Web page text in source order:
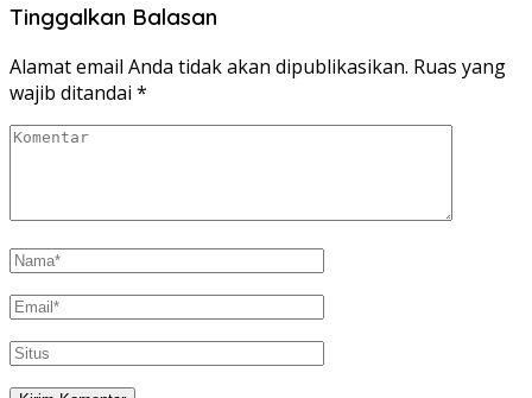
Tinggalkan Balasan
Alamat email Anda tidak akan dipublikasikan. Ruas yang
wajib ditandai *